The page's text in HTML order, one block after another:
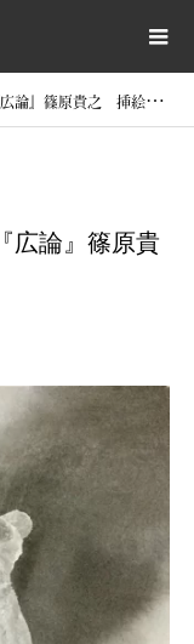
』篠原貴之 挿絵２０
論』篠原貴